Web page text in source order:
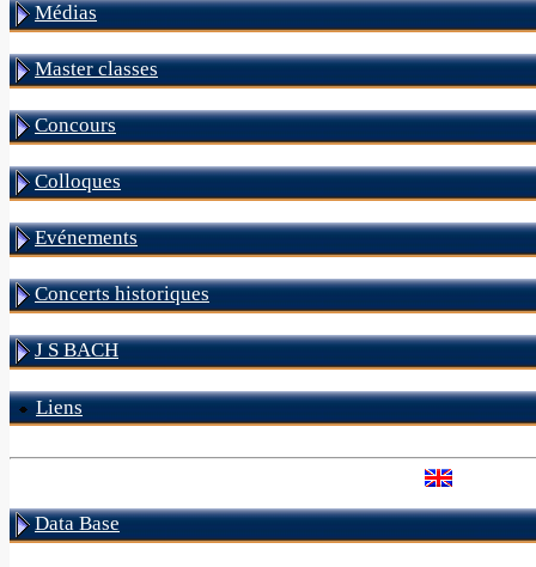
Médias
Master classes
Concours
Colloques
Evénements
Concerts historiques
J S BACH
Liens
Data Base